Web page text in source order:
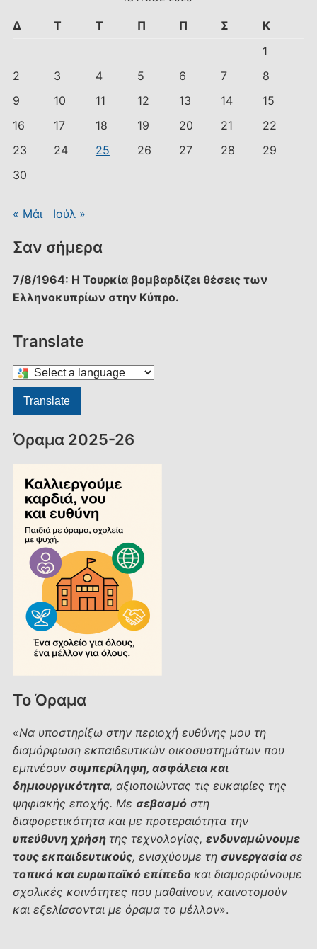
Δ Τ Τ Π Π Σ
Κ
1
2
3 4 5 6 7
8
9
10 11 12 13 14
15
16
17 18 19 20 21
22
23
24 25 26 27 28
29
30
« Μάι Ιούλ »
Σαν σήμερα
7/8/1964: Η Τουρκία βομβαρδίζει θέσεις των
Ελληνοκυπρίων στην Κύπρο.
Translate
Select
a
language
translate
this
page
Translate
Όραμα 2025-26
Το Όραμα
«Να υποστηρίξω στην περιοχή ευθύνης μου τη
διαμόρφωση εκπαιδευτικών οικοσυστημάτων που
εμπνέουν συμπερίληψη, ασφάλεια και
δημιουργικότητα, αξιοποιώντας τις ευκαιρίες της
ψηφιακής εποχής. Με σεβασμόστη
διαφορετικότητα και με προτεραιότητα την
υπεύθυνη χρήση της τεχνολογίας, ενδυναμώνουμε
τους εκπαιδευτικούς, ενισχύουμε τη συνεργασίασε
τοπικό και ευρωπαϊκό επίπεδο και διαμορφώνουμε
σχολικές κοινότητες που μαθαίνουν, καινοτομούν
και εξελίσσονται με όραμα το μέλλον».